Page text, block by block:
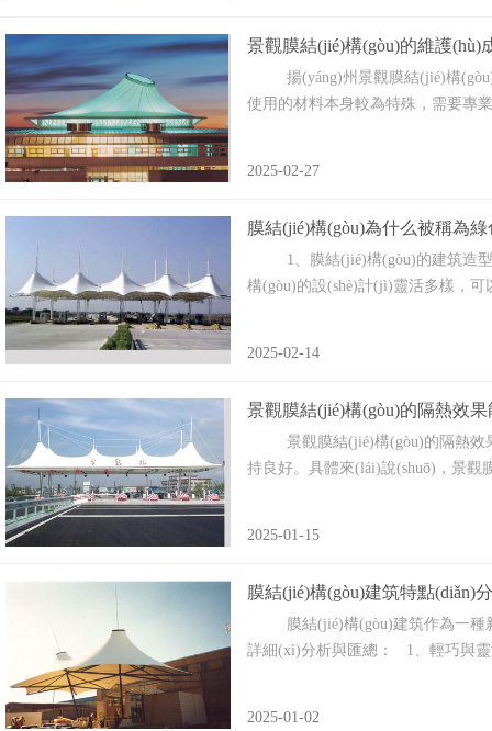
景觀膜結(jié)構(gòu)的維護(hù)
揚(yáng)州景觀膜結(jié)構(gòu)的
使用的材料本身較為特殊，需要
2025-02-27
膜結(jié)構(gòu)為什么被稱為
1、膜結(jié)構(gòu)的建筑造型
構(gòu)的設(shè)計(jì)靈活多樣，可
2025-02-14
景觀膜結(jié)構(gòu)的隔熱效
景觀膜結(jié)構(gòu)的隔熱效果
持良好。具體來(lái)說(shuō)，景
2025-01-15
膜結(jié)構(gòu)建筑特點(diǎn)
膜結(jié)構(gòu)建筑作為一種新
詳細(xì)分析與匯總： 1、輕巧與
2025-01-02